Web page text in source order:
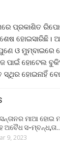
ପ୍ରକାଶିତ
ହୋଇସାରିଛି।
ଓ ମୁମ୍ବାଇରେ
ପାଇଁ ହୋଟେଲ
ସ୍ଥିର ହୋଇନାହିଁ
ମାଆ ହୋଇ
ଅବୈଧ ସ-
9, 2023